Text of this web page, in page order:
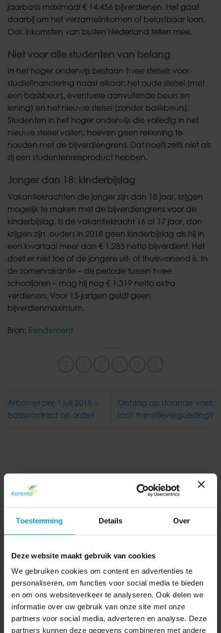
Toestemming Details Over
Deze website maakt gebruik van cookies
We gebruiken cookies om content en advertenties te
personaliseren, om functies voor social media te bieden
en om ons websiteverkeer te analyseren. Ook delen we
informatie over uw gebruik van onze site met onze
partners voor social media, adverteren en analyse. Deze
partners kunnen deze gegevens combineren met andere
jaarbasis maximaal € 14.456 bijverdienen. Het gaat
daarbij om het verzamelinkomen of belastbaar loon.
Ook inkomsten van buiten Nederland tellen mee.
Niet voor alle studenten van belang
In het hoger onderwijs bestaan twee stelsels voor
studiefinanciering naast elkaar: het oude stelsel (met
een basisbeurs, eventuele aanvullende beurs en
lening) en het nieuwe stelsel (zonder basisbeurs).
Studenten in het hoger onderwijs die volledig in het
nieuwe stelsel vallen, hoeven geen rekening te
houden met de bijverdiengrens. Dat hoeft zelfs niet als
zij een studentenreisproduct hebben.
Jonger dan 18: kinderbijslag
Vakantiekrachten die jonger zijn dan 18 jaar, krijgen
mogelijk te maken met de bijverdiengrens voor de
kinderbijslag. Is de vakantiekracht 16 of 17 jaar, dan
krijgen zijn ouders in 2018 geen kinderbijslag als hij in
een kwartaal meer dan € 1.285 netto bijverdient. Het
doet er niet toe of de jongere uit- of thuiswonend is. In
de zomervakantie ­– de periode tussen twee
schooljaren – mag hij nog € 1.319 netto extra
verdienen. Voor 15-jarigen geldt geen
bijverdienmaximum.
Bron: Rendement
Arbowet per 1 juli 2018 –
basiscontract op orde?
Ontslag op staande voet:
toch transitievergoeding?